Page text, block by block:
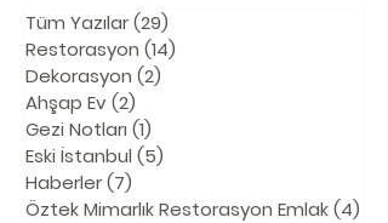
Tüm Yazılar(29)
Restorasyon (14)
Dekorasyon (2)
Ahşap Ev (2)
Gezi Notları (1)
Eski İstanbul (5)
Haberler(7)
Öztek Mimarlık Restorasyon Emlak(4)